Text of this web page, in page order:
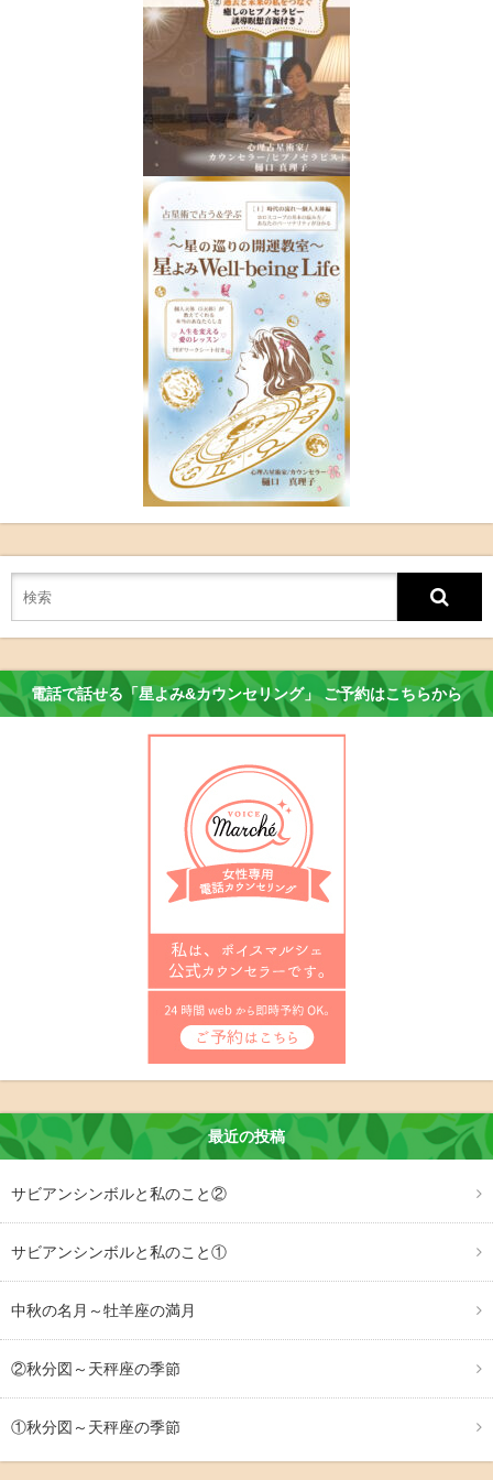
電話で話せる「星よみ&カウンセリング」 ご予約はこちらから
最近の投稿
サビアンシンボルと私のこと②
サビアンシンボルと私のこと①
中秋の名月～牡羊座の満月
②秋分図～天秤座の季節
①秋分図～天秤座の季節